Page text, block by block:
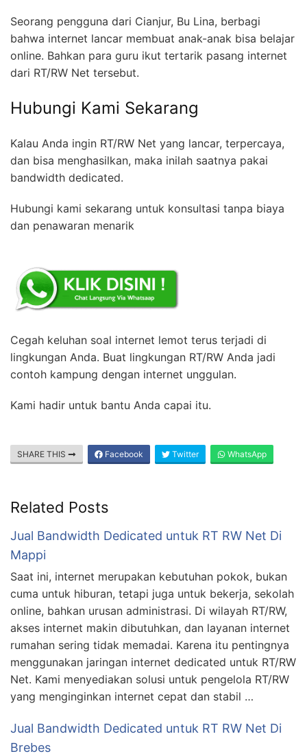
Seorang pengguna dari Cianjur, Bu Lina, berbagi
bahwa internet lancar membuat anak-anak bisa belajar
online. Bahkan para guru ikut tertarik pasang internet
dari RT/RW Net tersebut.
Hubungi Kami Sekarang
Kalau Anda ingin RT/RW Net yang lancar, terpercaya,
dan bisa menghasilkan, maka inilah saatnya pakai
bandwidth dedicated.
Hubungi kami sekarang untuk konsultasi tanpa biaya
dan penawaran menarik
Cegah keluhan soal internet lemot terus terjadi di
lingkungan Anda. Buat lingkungan RT/RW Anda jadi
contoh kampung dengan internet unggulan.
Kami hadir untuk bantu Anda capai itu.
SHARE THIS Facebook Twitter WhatsApp
Related Posts
Jual Bandwidth Dedicated untuk RT RW Net Di
Mappi
Saat ini, internet merupakan kebutuhan pokok, bukan
cuma untuk hiburan, tetapi juga untuk bekerja, sekolah
online, bahkan urusan administrasi. Di wilayah RT/RW,
akses internet makin dibutuhkan, dan layanan internet
rumahan sering tidak memadai. Karena itu pentingnya
menggunakan jaringan internet dedicated untuk RT/RW
Net. Kami menyediakan solusi untuk pengelola RT/RW
yang menginginkan internet cepat dan stabil …
Jual Bandwidth Dedicated untuk RT RW Net Di
Brebes